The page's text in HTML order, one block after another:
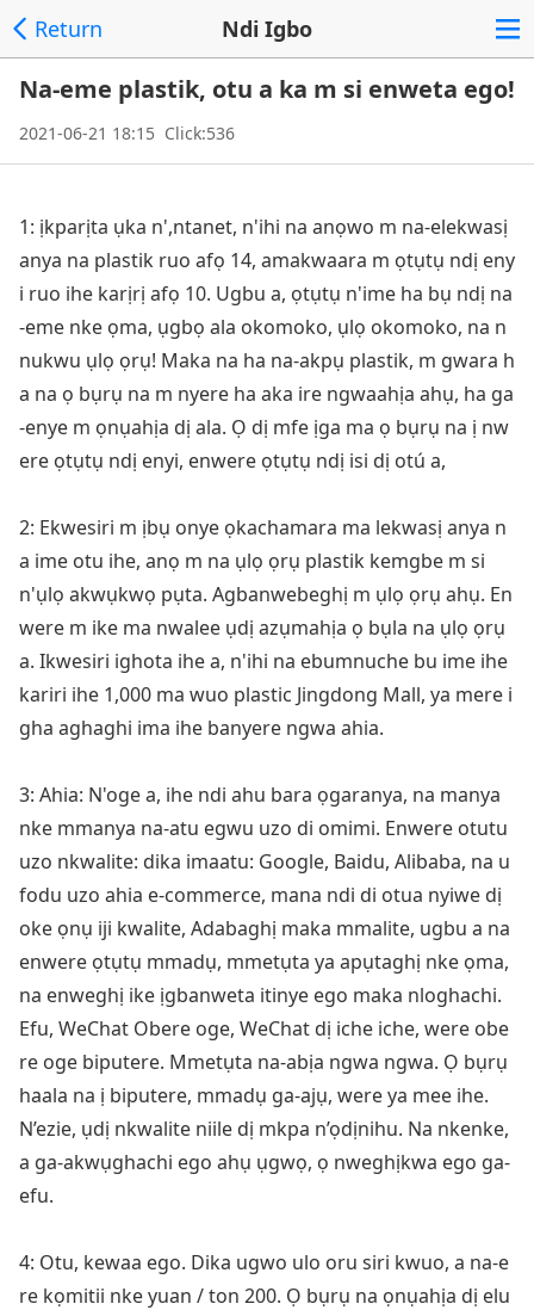
Return Ndi Igbo
Na-eme plastik, otu a ka m si enweta ego!
2021-06-21 18:15 Click:536
1: ịkparịta ụka n',ntanet, n'ihi na anọwo m na-elekwasị
anya na plastik ruo afọ 14, amakwaara m ọtụtụ ndị eny
i ruo ihe karịrị afọ 10. Ugbu a, ọtụtụ n'ime ha bụ ndị na
-eme nke ọma, ụgbọ ala okomoko, ụlọ okomoko, na n
nukwu ụlọ ọrụ! Maka na ha na-akpụ plastik, m gwara h
a na ọ bụrụ na m nyere ha aka ire ngwaahịa ahụ, ha ga
-enye m ọnụahịa dị ala. Ọ dị mfe ịga ma ọ bụrụ na ị nw
ere ọtụtụ ndị enyi, enwere ọtụtụ ndị isi dị otú a,
2: Ekwesiri m ịbụ onye ọkachamara ma lekwasị anya n
a ime otu ihe, anọ m na ụlọ ọrụ plastik kemgbe m si
n'ụlọ akwụkwọ pụta. Agbanwebeghị m ụlọ ọrụ ahụ. En
were m ike ma nwalee ụdị azụmahịa ọ bụla na ụlọ ọrụ
a. Ikwesiri ighota ihe a, n'ihi na ebumnuche bu ime ihe
kariri ihe 1,000 ma wuo plastic Jingdong Mall, ya mere i
gha aghaghi ima ihe banyere ngwa ahia.
3: Ahia: N'oge a, ihe ndi ahu bara ọgaranya, na manya
nke mmanya na-atu egwu uzo di omimi. Enwere otutu
uzo nkwalite: dika imaatu: Google, Baidu, Alibaba, na u
fodu uzo ahia e-commerce, mana ndi di otua nyiwe dị
oke ọnụ iji kwalite, Adabaghị maka mmalite, ugbu a na
enwere ọtụtụ mmadụ, mmetụta ya apụtaghị nke ọma,
na enweghị ike ịgbanweta itinye ego maka nloghachi.
Efu, WeChat Obere oge, WeChat dị iche iche, were obe
re oge biputere. Mmetụta na-abịa ngwa ngwa. Ọ bụrụ
haala na ị biputere, mmadụ ga-ajụ, were ya mee ihe.
N’ezie, ụdị nkwalite niile dị mkpa n’ọdịnihu. Na nkenke,
a ga-akwụghachi ego ahụ ụgwọ, ọ nweghịkwa ego ga-
efu.
4: Otu, kewaa ego. Dika ugwo ulo oru siri kwuo, a na-e
re kọmitii nke yuan / ton 200. Ọ bụrụ na ọnụahịa dị elu